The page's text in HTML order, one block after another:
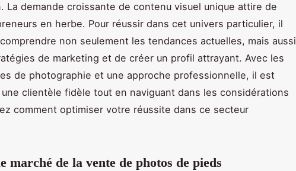
La demande croissante de contenu visuel unique attire de
en herbe. Pour réussir dans cet univers particulier, il
non seulement les tendances actuelles, mais aussi
de marketing et de créer un profil attrayant. Avec les
de photographie et une approche professionnelle, il est
une clientèle fidèle tout en naviguant dans les considérations
comment optimiser votre réussite dans ce secteur
marché de la vente de photos de pieds